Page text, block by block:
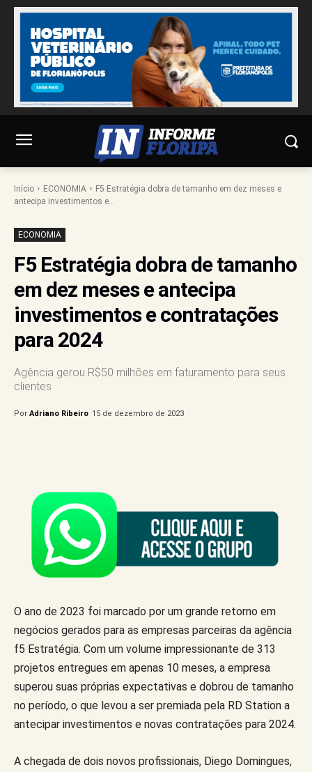
Início ECONOMIA
F5 Estratégia dobra de tamanho em dez meses e
antecipa investimentos e...
ECONOMIA
F5 Estratégia dobra de tamanho
em dez meses e antecipa
investimentos e contratações
para 2024
Agência gerou R$50 milhões em faturamento para seus
clientes
Por Adriano Ribeiro 15 de dezembro de 2023
O ano de 2023 foi marcado por um grande retorno em
negócios gerados para as empresas parceiras da agência
f5 Estratégia. Com um volume impressionante de 313
projetos entregues em apenas 10 meses, a empresa
superou suas próprias expectativas e dobrou de tamanho
no período, o que levou a ser premiada pela RD Station a
antecipar investimentos e novas contratações para 2024.
A chegada de dois novos profissionais, Diego Domingues,